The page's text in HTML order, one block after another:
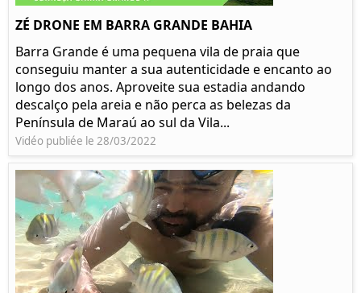
ZÉ DRONE EM BARRA GRANDE BAHIA
Barra Grande é uma pequena vila de praia que
conseguiu manter a sua autenticidade e encanto ao
longo dos anos. Aproveite sua estadia andando
descalço pela areia e não perca as belezas da
Península de Maraú ao sul da Vila...
Vidéo publiée le 28/03/2022